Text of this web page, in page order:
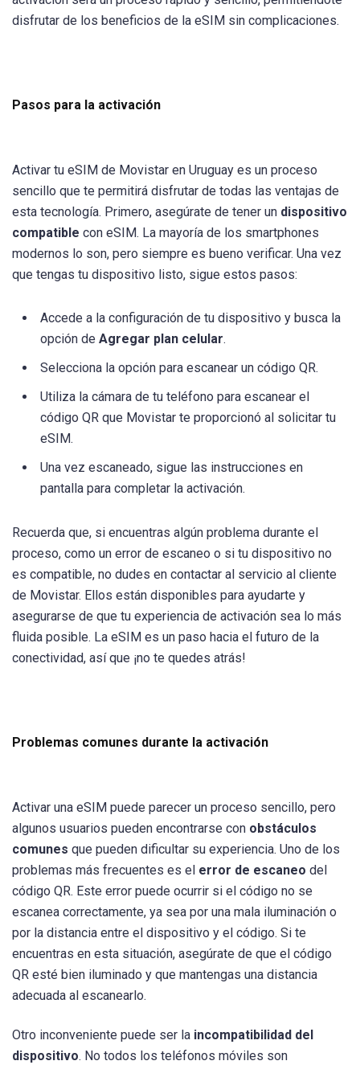
disfrutar de los beneficios de la eSIM sin complicaciones.
Pasos para la activación
Activar tu eSIM de Movistar en Uruguay es un proceso
sencillo que te permitirá disfrutar de todas las ventajas de
esta tecnología. Primero, asegúrate de tener un dispositivo
compatible con eSIM. La mayoría de los smartphones
modernos lo son, pero siempre es bueno verificar. Una vez
que tengas tu dispositivo listo, sigue estos pasos:
Accede a la configuración de tu dispositivo y busca la
opción de Agregar plan celular.
Selecciona la opción para escanear un código QR.
Utiliza la cámara de tu teléfono para escanear el
código QR que Movistar te proporcionó al solicitar tu
eSIM.
Una vez escaneado, sigue las instrucciones en
pantalla para completar la activación.
Recuerda que, si encuentras algún problema durante el
proceso, como un error de escaneo o si tu dispositivo no
es compatible, no dudes en contactar al servicio al cliente
de Movistar. Ellos están disponibles para ayudarte y
asegurarse de que tu experiencia de activación sea lo más
fluida posible. La eSIM es un paso hacia el futuro de la
conectividad, así que ¡no te quedes atrás!
Problemas comunes durante la activación
Activar una eSIM puede parecer un proceso sencillo, pero
algunos usuarios pueden encontrarse con obstáculos
comunes que pueden dificultar su experiencia. Uno de los
problemas más frecuentes es el error de escaneo del
código QR. Este error puede ocurrir si el código no se
escanea correctamente, ya sea por una mala iluminación o
por la distancia entre el dispositivo y el código. Si te
encuentras en esta situación, asegúrate de que el código
QR esté bien iluminado y que mantengas una distancia
adecuada al escanearlo.
Otro inconveniente puede ser la incompatibilidad del
dispositivo. No todos los teléfonos móviles son